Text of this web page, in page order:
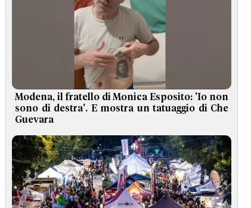
Modena, il fratello di Monica Esposito: 'Io non
sono di destra'. E mostra un tatuaggio di Che
Guevara